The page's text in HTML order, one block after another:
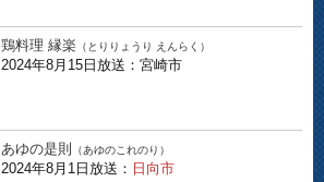
鶏料理 縁楽 （とりりょうり えんらく）
2024年8月15日放送：宮崎市
あゆの是則 （あゆのこれのり）
2024年8月1日放送： 日向市